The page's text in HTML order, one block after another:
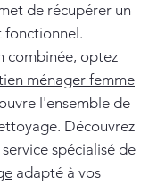
de récupérer un
fonctionnel.
combinée, optez
ménager femme
l'ensemble de
Découvrez
spécialisé de
adapté à vos